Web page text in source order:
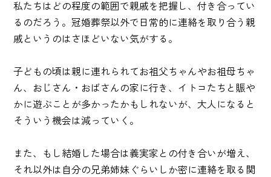
私たちはどの程度の範囲で親戚を把握し、付き合ってい
るのだろう。冠婚葬祭以外で日常的に連絡を取り合う親
戚というのはさほどいない気がする。
子どもの頃は親に連れられてお祖父ちゃんやお祖母ちゃ
ん、おじさん・おばさんの家に行き、イトコたちと賑や
かに遊ぶことが多かったかもしれないが、大人になると
そういう機会は減っていく。
また、もし結婚した場合は義実家との付き合いが増え、
それ以外は自分の兄弟姉妹ぐらいしか密に連絡を取る関